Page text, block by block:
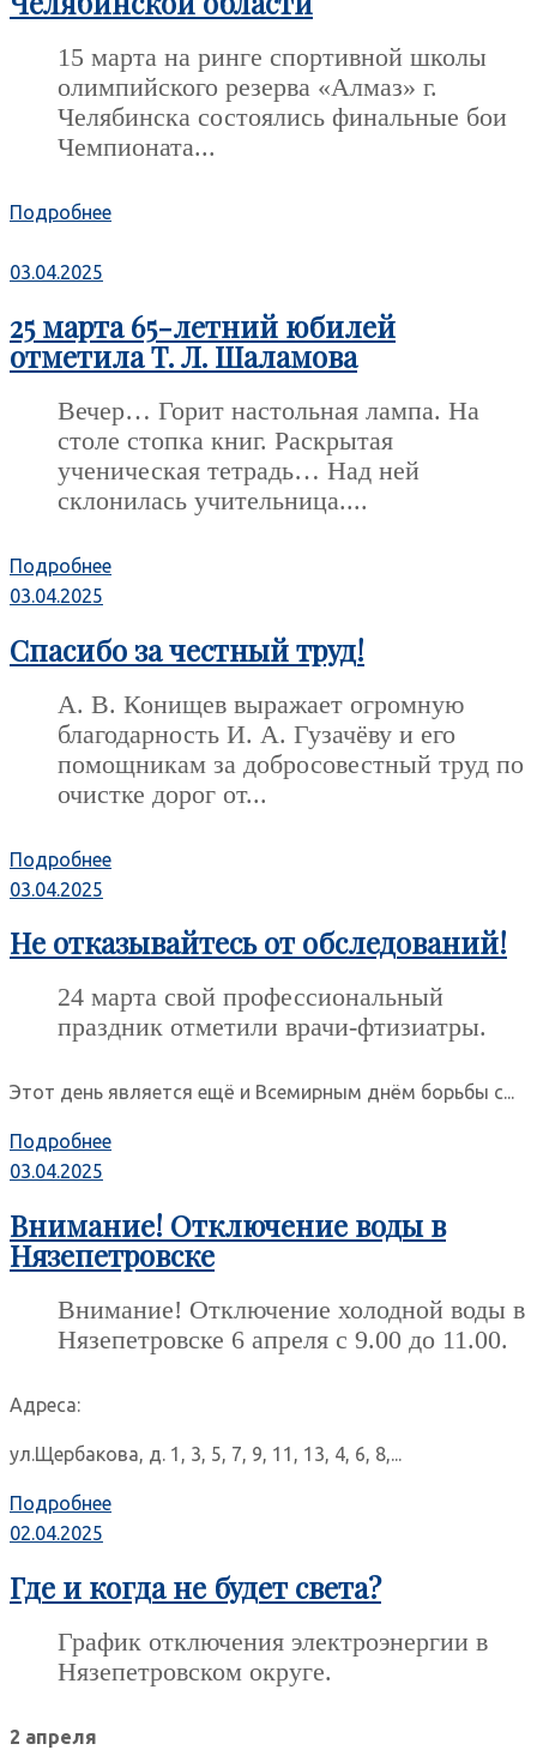
15 марта на ринге спортивной школы
олимпийского резерва «Алмаз» г.
Челябинска состоялись финальные бои
Чемпионата...
Подробнее
03.04.2025
25 марта 65-летний юбилей
отметила Т. Л. Шаламова
Вечер… Горит настольная лампа. На
столе стопка книг. Раскрытая
ученическая тетрадь… Над ней
склонилась учительница....
Подробнее
03.04.2025
Спасибо за честный труд!
А. В. Конищев выражает огромную
благодарность И. А. Гузачёву и его
помощникам за добросовестный труд по
очистке дорог от...
Подробнее
03.04.2025
Не отказывайтесь от обследований!
24 марта свой профессиональный
праздник отметили врачи-фтизиатры.
Этот день является ещё и Всемирным днём борьбы с...
Подробнее
03.04.2025
Внимание! Отключение воды в
Нязепетровске
Внимание! Отключение холодной воды в
Нязепетровске 6 апреля с 9.00 до 11.00.
Адреса:
ул.Щербакова, д. 1, 3, 5, 7, 9, 11, 13, 4, 6, 8,...
Подробнее
02.04.2025
Где и когда не будет света?
График отключения электроэнергии в
Нязепетровском округе.
2 апреля